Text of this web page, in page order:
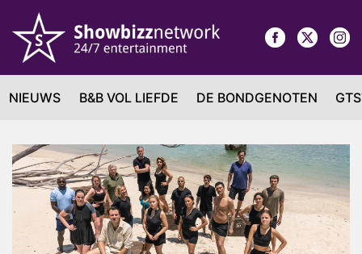
NIEUWS B&B VOL LIEFDE DE BONDGENOTEN